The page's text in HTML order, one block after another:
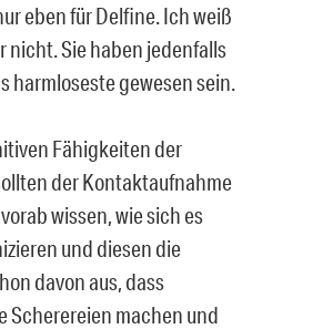
eben für Delfine. Ich weiß
nicht. Sie haben jedenfalls
harmloseste gewesen sein.
Fähigkeiten der
der Kontaktaufnahme
wissen, wie sich es
und diesen die
davon aus, dass
Scherereien machen und